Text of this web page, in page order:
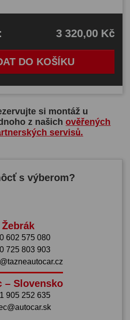
DO KOŠÍKU
: 3 320,00 Kč
si montáž u
z našichověřených
servisů.
s výberom?
Žebrák
602 575 080
725 803 903
– Slovensko
905 252 635